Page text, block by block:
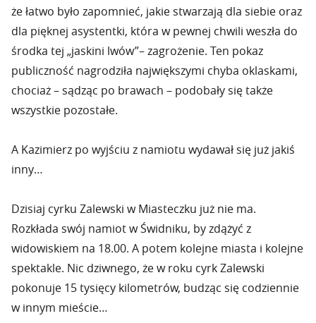
że łatwo było zapomnieć, jakie stwarzają dla siebie oraz
dla pięknej asystentki, która w pewnej chwili weszła do
środka tej „jaskini lwów”– zagrożenie. Ten pokaz
publiczność nagrodziła największymi chyba oklaskami,
chociaż – sądząc po brawach – podobały się także
wszystkie pozostałe.
A Kazimierz po wyjściu z namiotu wydawał się już jakiś
inny…
Dzisiaj cyrku Zalewski w Miasteczku już nie ma.
Rozkłada swój namiot w Świdniku, by zdążyć z
widowiskiem na 18.00. A potem kolejne miasta i kolejne
spektakle. Nic dziwnego, że w roku cyrk Zalewski
pokonuje 15 tysięcy kilometrów, budząc się codziennie
w innym mieście…